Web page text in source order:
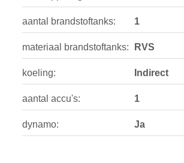
aantal brandstoftanks: 1
materiaal brandstoftanks: RVS
koeling: Indirect
aantal accu's: 1
dynamo: Ja